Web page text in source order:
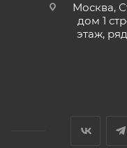
Москва,
дом 1
этаж,